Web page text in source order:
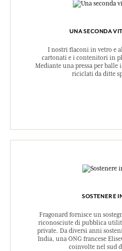
UNA SECONDA
I nostri flaconi in vetro e
cartonati e i contenitori in
Mediante una pressa per
riciclati da ditte
SOSTENERE
Fragonard fornisce un
riconosciute di pubblica
private. Da diversi anni
India, una ONG francese
coinvolte nel sud